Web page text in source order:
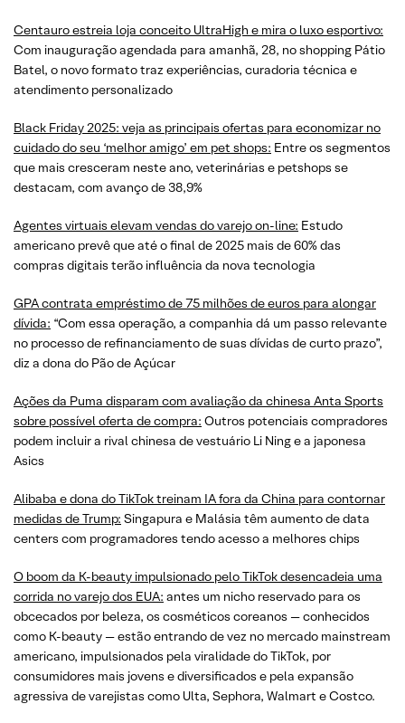
Centauro estreia loja conceito UltraHigh e mira o luxo esportivo:
Com inauguração agendada para amanhã, 28, no shopping Pátio
Batel, o novo formato traz experiências, curadoria técnica e
atendimento personalizado
Black Friday 2025: veja as principais ofertas para economizar no
cuidado do seu ‘melhor amigo’ em pet shops: Entre os segmentos
que mais cresceram neste ano, veterinárias e petshops se
destacam, com avanço de 38,9%
Agentes virtuais elevam vendas do varejo on-line: Estudo
americano prevê que até o final de 2025 mais de 60% das
compras digitais terão influência da nova tecnologia
GPA contrata empréstimo de 75 milhões de euros para alongar
dívida: “Com essa operação, a companhia dá um passo relevante
no processo de refinanciamento de suas dívidas de curto prazo”,
diz a dona do Pão de Açúcar
Ações da Puma disparam com avaliação da chinesa Anta Sports
sobre possível oferta de compra: Outros potenciais compradores
podem incluir a rival chinesa de vestuário Li Ning e a japonesa
Asics
Alibaba e dona do TikTok treinam IA fora da China para contornar
medidas de Trump: Singapura e Malásia têm aumento de data
centers com programadores tendo acesso a melhores chips
O boom da K-beauty impulsionado pelo TikTok desencadeia uma
corrida no varejo dos EUA: antes um nicho reservado para os
obcecados por beleza, os cosméticos coreanos — conhecidos
como K-beauty — estão entrando de vez no mercado mainstream
americano, impulsionados pela viralidade do TikTok, por
consumidores mais jovens e diversificados e pela expansão
agressiva de varejistas como Ulta, Sephora, Walmart e Costco.